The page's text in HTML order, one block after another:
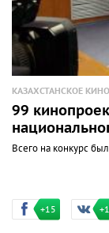
КАЗАХСТАНСКОЕ КИНО
99
Всего на конкурс
+15